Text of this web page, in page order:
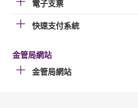
電子支票
快速支付系統
金管局網站
金管局網站